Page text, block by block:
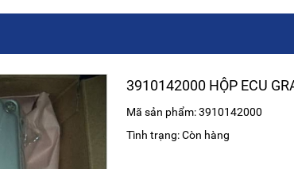
3910142000 HỘP ECU
Mã sản phẩm: 3910142000
Tình trạng: Còn hàng